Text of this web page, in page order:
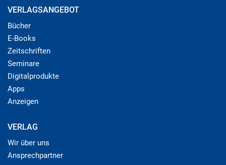
VERLAGSANGEBOT
Bücher
E-Books
Zeitschriften
Seminare
Digitalprodukte
Apps
Anzeigen
VERLAG
Wir über uns
Ansprechpartner